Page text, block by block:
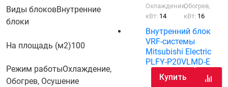
Виды блоковВнутренние
блоки
На площадь (м2)100
Режим работыОхлаждение,
Обогрев, Осушение
Охлаждение,
кВт: 14
Обогрев,
кВт: 16
Внутренний блок
VRF-системы
Mitsubishi Electric
PLFY-P20VLMD-E
Купить